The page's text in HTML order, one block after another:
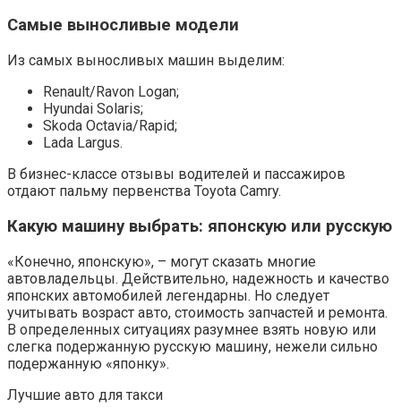
Самые выносливые модели
Из самых выносливых машин выделим:
Renault/Ravon Logan;
Hyundai Solaris;
Skoda Octavia/Rapid;
Lada Largus.
В бизнес-классе отзывы водителей и пассажиров
отдают пальму первенства Toyota Camry.
Какую машину выбрать: японскую или русскую
«Конечно, японскую», – могут сказать многие
автовладельцы. Действительно, надежность и качество
японских автомобилей легендарны. Но следует
учитывать возраст авто, стоимость запчастей и ремонта.
В определенных ситуациях разумнее взять новую или
слегка подержанную русскую машину, нежели сильно
подержанную «японку».
Лучшие авто для такси